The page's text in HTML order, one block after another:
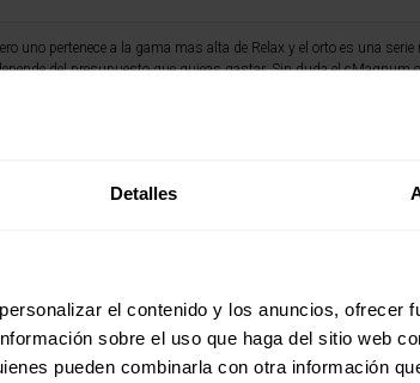
Detalles
el contenido y los anuncios, ofrecer
sobre el uso que haga del sitio web
pueden combinarla con otra información
uno pertenece a la gama mas alta de Relax y el orto es una
del presupuesto que quieas gastar. Sin duda el